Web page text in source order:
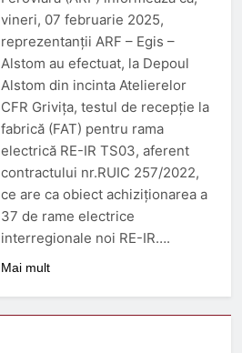
Trenul push-pull cu două
niveluri al ÖBB
3 Luni Ago
ORDIN nr. 326 din 2 aprilie
2026
3 Luni Ago
DECIZIE nr. 24 din 12
februarie 2026
vineri, 07 februarie 2025,
reprezentanții ARF – Egis –
Alstom au efectuat, la Depoul
Alstom din incinta Atelierelor
CFR Grivița, testul de recepție la
fabrică (FAT) pentru rama
electrică RE-IR TS03, aferent
contractului nr.RUIC 257/2022,
ce are ca obiect achiziționarea a
37 de rame electrice
interregionale noi RE-IR….
Mai mult